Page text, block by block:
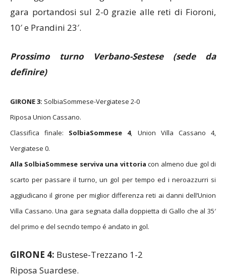
10′ e Prandini 23′.
definire)
Riposa Union Cassano.
Classifica finale:SolbiaSommese 4
Vergiatese 0.
Alla SolbiaSommese serviva una vittoria
scarto per passare il turno, un gol per tempo ed i neroazzurri si
aggiudicano il girone per miglior differenza reti ai danni dell’Union
Villa Cassano. Una gara segnata dalla doppietta di Gallo che al 35′
del primo e del secndo tempo é andato in gol.
Riposa Suardese.
Classifica finale:Trezzano 6